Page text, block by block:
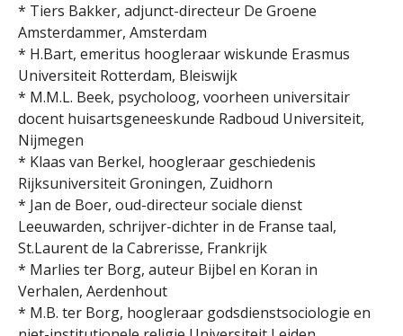
* Tiers Bakker, adjunct-directeur De Groene
Amsterdammer, Amsterdam
* H.Bart, emeritus hoogleraar wiskunde Erasmus
Universiteit Rotterdam, Bleiswijk
* M.M.L. Beek, psycholoog, voorheen universitair
docent huisartsgeneeskunde Radboud Universiteit,
Nijmegen
* Klaas van Berkel, hoogleraar geschiedenis
Rijksuniversiteit Groningen, Zuidhorn
* Jan de Boer, oud-directeur sociale dienst
Leeuwarden, schrijver-dichter in de Franse taal,
St.Laurent de la Cabrerisse, Frankrijk
* Marlies ter Borg, auteur Bijbel en Koran in
Verhalen, Aerdenhout
* M.B. ter Borg, hoogleraar godsdienstsociologie en